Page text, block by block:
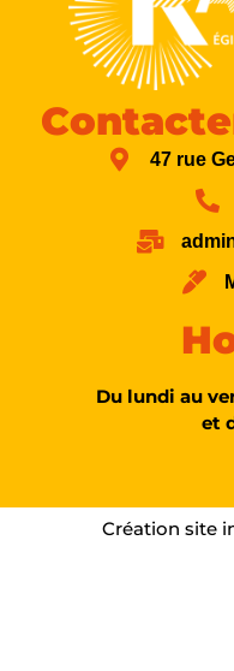
47 rue
Du lundi au
et
Création site